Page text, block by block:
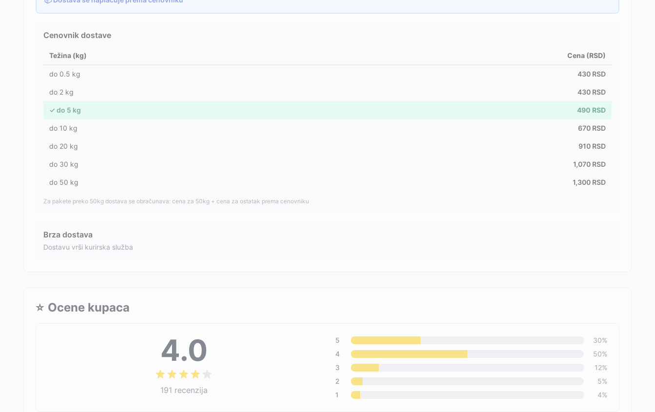
Cenovnik dostave
Težina (kg) Cena (RSD)
do 0.5 kg 430 RSD
do 2 kg 430 RSD
✓ do 5 kg 490 RSD
do 10 kg 670 RSD
do 20 kg 910 RSD
do 30 kg 1,070 RSD
do 50 kg 1,300 RSD
Za pakete preko 50kg dostava se obračunava: cena za 50kg + cena za ostatak prema cenovniku
Brza dostava
Dostavu vrši kurirska služba
⭐ Ocene kupaca
4.0
191 recenzija
5 30%
4
50%
3
12%
2
5%
1
4%